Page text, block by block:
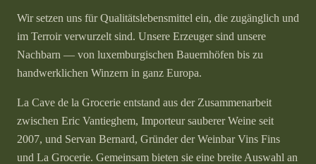
Wir setzen uns für Qualitätslebensmittel ein, die zugänglich und
im Terroir verwurzelt sind. Unsere Erzeuger sind unsere
Nachbarn — von luxemburgischen Bauernhöfen bis zu
handwerklichen Winzern in ganz Europa.
La Cave de la Grocerie entstand aus der Zusammenarbeit
zwischen Eric Vantieghem, Importeur sauberer Weine seit
2007, und Servan Bernard, Gründer der Weinbar Vins Fins
und La Grocerie. Gemeinsam bieten sie eine breite Auswahl an